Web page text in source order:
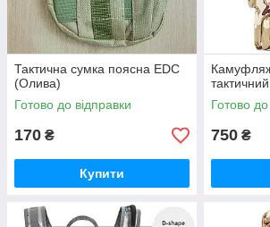
Тактична сумка поясна EDC
(Олива)
Готово до відправки
170 ₴
Купити
Готово до
750 ₴